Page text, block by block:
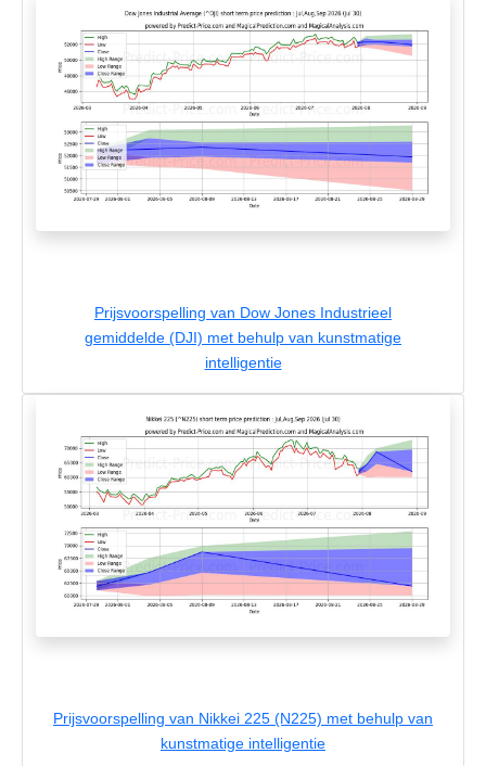
Prijsvoorspelling van Dow Jones Industrieel
gemiddelde (DJI) met behulp van kunstmatige
intelligentie
Prijsvoorspelling van Nikkei 225 (N225) met behulp van
kunstmatige intelligentie